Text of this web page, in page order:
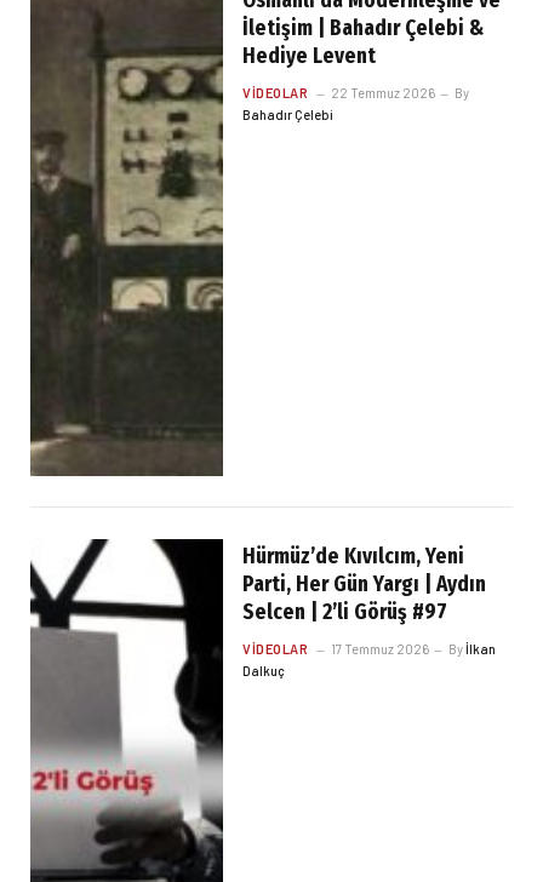
İletişim | Bahadır Çelebi &
Hediye Levent
VIDEOLAR 22 Temmuz 2026
By
Bahadır Çelebi
Hürmüz’de Kıvılcım, Yeni
Parti, Her Gün Yargı | Aydın
Selcen | 2’li Görüş #97
VIDEOLAR 17 Temmuz 2026 By İlkan
Dalkuç